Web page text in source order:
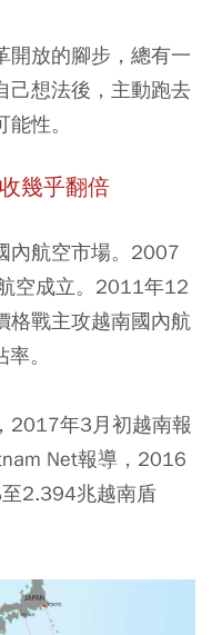
開放的腳步，總有一
己想法後，主動跑去
性。
幾乎翻倍
內航空市場。2007
空成立。2011年12
格戰主攻越南國內航
率。
2017年3月初越南報
Net報導，2016
2.394兆越南盾